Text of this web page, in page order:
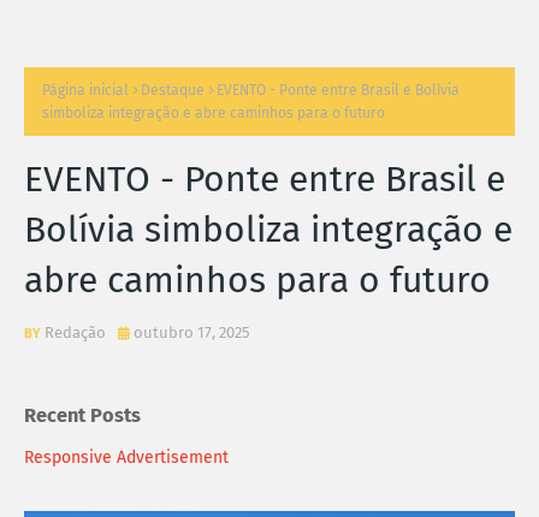
Página inicial Destaque
EVENTO - Ponte entre Brasil e Bolívia
simboliza integração e abre caminhos para o futuro
EVENTO - Ponte entre Brasil e
Bolívia simboliza integração e
abre caminhos para o futuro
Redação outubro 17, 2025
Recent Posts
Responsive Advertisement